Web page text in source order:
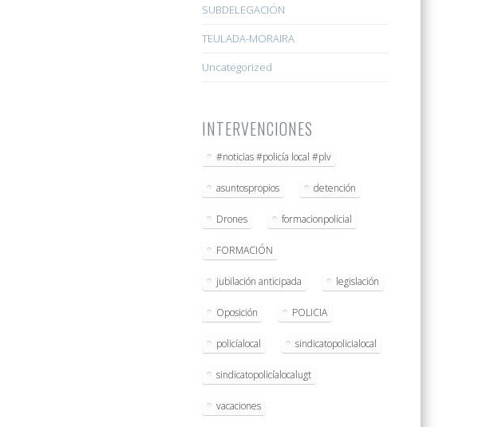
SUBDELEGACIÓN
TEULADA-MORAIRA
Uncategorized
INTERVENCIONES
#noticias #policía local #plv
asuntospropios detención
Drones formacionpolicial
FORMACIÓN
jubilación anticipada legislación
Oposición POLICIA
policíalocal sindicatopolicialocal
sindicatopolicíalocalugt
vacaciones